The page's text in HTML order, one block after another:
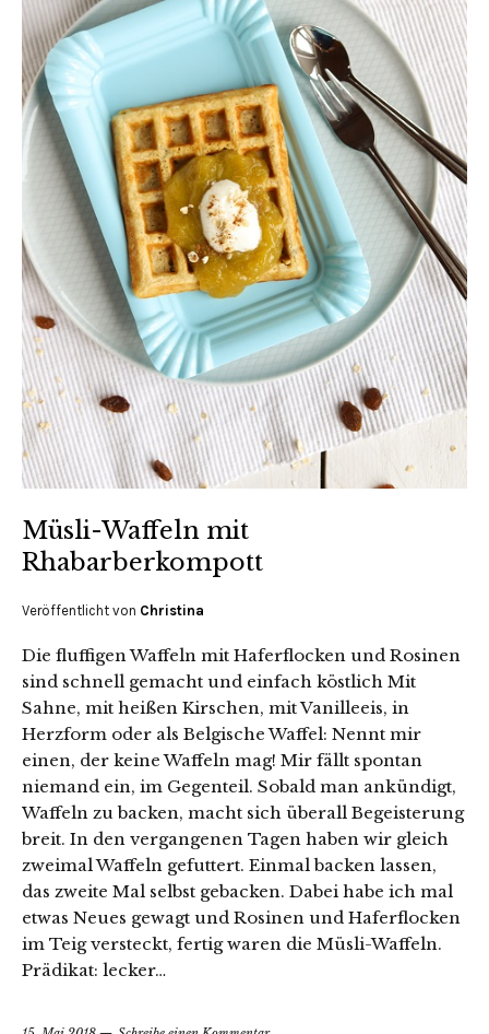
Müsli-Waffeln mit
Rhabarberkompott
Veröffentlicht von Christina
Die fluffigen Waffeln mit Haferflocken und Rosinen
sind schnell gemacht und einfach köstlich Mit
Sahne, mit heißen Kirschen, mit Vanilleeis, in
Herzform oder als Belgische Waffel: Nennt mir
einen, der keine Waffeln mag! Mir fällt spontan
niemand ein, im Gegenteil. Sobald man ankündigt,
Waffeln zu backen, macht sich überall Begeisterung
breit. In den vergangenen Tagen haben wir gleich
zweimal Waffeln gefuttert. Einmal backen lassen,
das zweite Mal selbst gebacken. Dabei habe ich mal
etwas Neues gewagt und Rosinen und Haferflocken
im Teig versteckt, fertig waren die Müsli-Waffeln.
Prädikat: lecker…